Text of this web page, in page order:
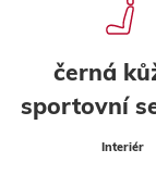
černá
sportovní
Interiér